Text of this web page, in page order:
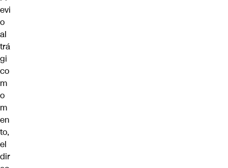
evi
o
al
trá
gi
co
m
o
m
en
to,
el
dir